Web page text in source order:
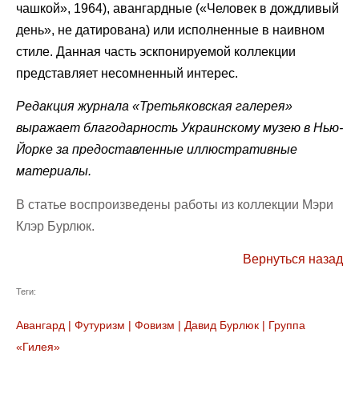
чашкой», 1964), авангардные («Человек в дождливый
день», не датирована) или исполненные в наивном
стиле. Данная часть эскпонируемой коллекции
представляет несомненный интерес.
Редакция журнала «Третьяковская галерея»
выражает благодарность Украинскому музею в Нью-
Йорке за предоставленные иллюстративные
материалы.
В статье воспроизведены работы из коллекции Мэри
Клэр Бурлюк.
Вернуться назад
Теги:
Авангард | Футуризм | Фовизм | Давид Бурлюк | Группа
«Гилея»